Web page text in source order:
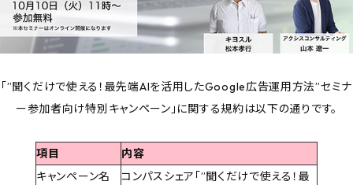
「”聞くだけで使える！最先端AIを活用したGoogle広告運用方法”セミナ
ー参加者向け特別キャンペーン」に関する規約は以下の通りです。
項目
内容
キャンペーン名
コンパスシェア「”聞くだけで使える！最